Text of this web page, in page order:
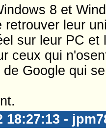
8 et
retrouver leur
sur leur PC et
ceux qui
de Google qui
18:27:13 -